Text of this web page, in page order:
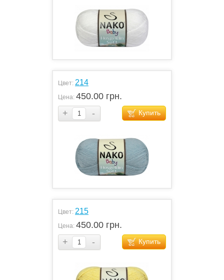
Цвет: 214
Цена: 450.00 грн.
+
- Купить
Цвет: 215
Цена: 450.00 грн.
+
- Купить